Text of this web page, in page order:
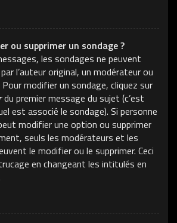
ou supprimer un sondage ?
les sondages ne peuvent
l’auteur original, un modérateur ou
modifier un sondage, cliquez sur
du premier message du sujet (c’est
est associé le sondage). Si personne
modifier une option ou supprimer
seuls les modérateurs et les
le modifier ou le supprimer. Ceci
en changeant les intitulés en